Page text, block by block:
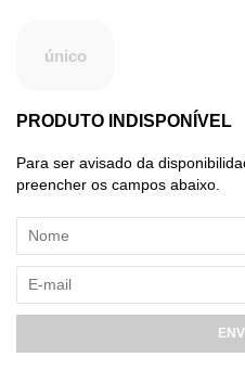
único
PRODUTO INDISPONÍVEL
Para ser avisado da
preencher os campos abaixo.